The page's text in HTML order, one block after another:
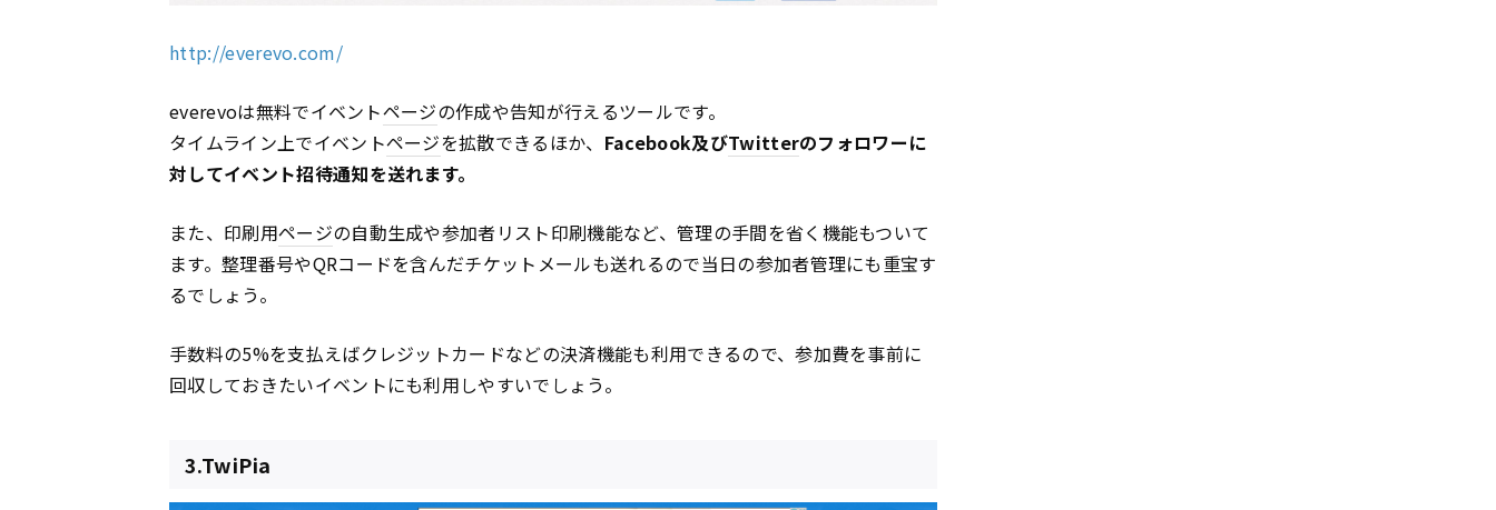
http://everevo.com/
everevoは無料でイベントページの作成や告知が行えるツールです。
タイムライン上でイベントページを拡散できるほか、 Facebook及びTwitterのフォロワーに
対してイベント招待通知を送れます。
また、印刷用ページの自動生成や参加者リスト印刷機能など、管理の手間を省く機能もついて
ます。整理番号やQRコードを含んだチケットメールも送れるので当日の参加者管理にも重宝す
るでしょう。
手数料の5%を支払えばクレジットカードなどの決済機能も利用できるので、参加費を事前に
回収しておきたいイベントにも利用しやすいでしょう。
3.TwiPia